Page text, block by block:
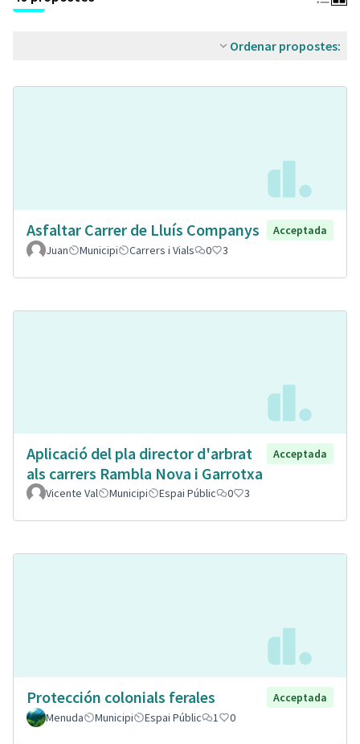
Ordenar propostes:
Asfaltar Carrer de Lluís Companys
Acceptada
Juan
Municipi Carrers i Vials 0 3
Aplicació del pla director d'arbrat
als carrers Rambla Nova i Garrotxa
Acceptada
Vicente Val Municipi Espai Públic 0 3
Protección colonials ferales
Acceptada
Menuda
Municipi Espai Públic 1 0